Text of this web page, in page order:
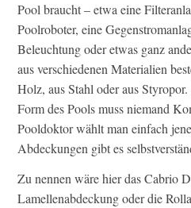
Pool braucht – etwa eine
Poolroboter, eine
Beleuchtung oder etwas ganz
aus verschiedenen Materialien
Holz, aus Stahl oder aus
Form des Pools muss niemand
Pooldoktor wählt man einfach
Abdeckungen gibt es
Zu nennen wäre hier das Cabrio
Lamellenabdeckung oder die